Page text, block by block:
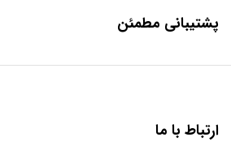
پشتیبانی مطمئن
ارتباط با ما